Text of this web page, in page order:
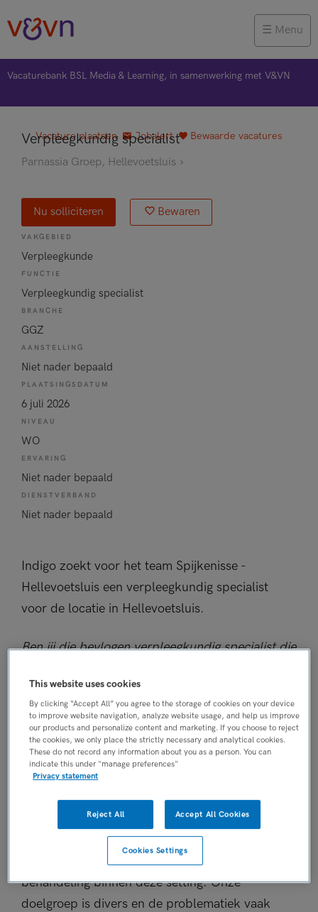
Menu
Vacaturebank BSL Media & Learning, in samenwerking met V&VN
Vacature plaatsen Jobalert Bewaarde vacatures
Verpleegkundig specialist
Parnassia Groep, Hellevoetsluis
Nu solliciteren Bewaren
VAKGEBIED
Verpleegkunde
FUNCTIE
Verpleegkundig specialist
BRANCHE
GGZ
AANSTELLING
Niet nader bepaald
PLAATSINGSDATUM
6 juli 2026
NIVEAU
WO
ERVARING
Niet nader bepaald
DIENSTVERBAND
Niet nader bepaald
Indigo zoekt voor het team Spijkenisse -
Hellevoetsluis een verpleegkundig specialist
voor de locatie in Hellevoetsluis.
Ben jij die bevlogen verpleegkundig specialist die
GGZ, samen met collega’s die voor elkaar
klaarstaan? Past het kortdurend, generalistisch
behandelen bij jou? Lees dan verder!
Dit ga je doen
Indigo biedt kortdurende, generalistische GGZ
aan jongeren en volwassenen met lichte tot
matige psychische klachten. Samen met de
cliënt zoeken we naar de best passende
behandeling binnen deze setting. Onze
doelgroep is divers en de problematiek vaak
This website uses cookies
By clicking “Accept All” you agree to the storage of cookies on your device
to improve website navigation, analyze website usage, and help us improve
our products and personalize content and marketing. If you choose to reject
the cookies, we only place the strictly necessary and analytical cookies.
These do not record any information about you as a person. You can
indicate this under "manage preferences"
Privacy statement
Reject All Accept All Cookies
Cookies Settings